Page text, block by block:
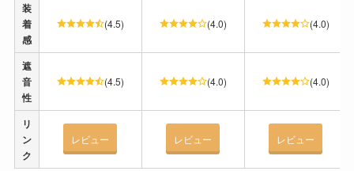
装
着
感
(4.5) (4.0) (4.0)
遮
音
性
(4.5) (4.0) (4.0)
リ
ン
ク
レビュー レビュー レビュー